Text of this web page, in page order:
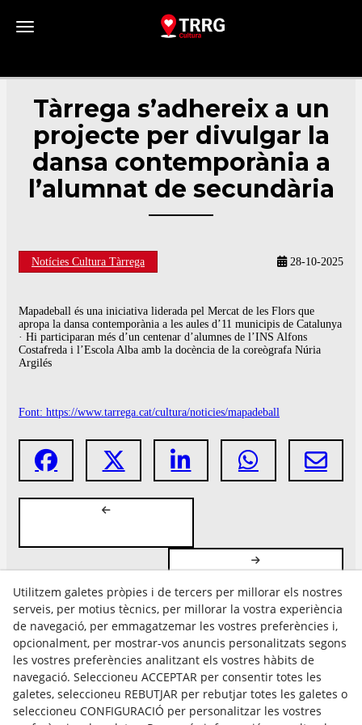
Toggle navigation
Tàrrega s’adhereix a un
projecte per divulgar la
dansa contemporània a
l’alumnat de secundària
Notícies Cultura Tàrrega 28-10-2025
Mapadeball és una iniciativa liderada pel Mercat de les Flors que
apropa la dansa contemporània a les aules d’11 municipis de Catalunya
· Hi participaran més d’un centenar d’alumnes de l’INS Alfons
Costafreda i l’Escola Alba amb la docència de la coreògrafa Núria
Argilés
Font: https://www.tarrega.cat/cultura/noticies/mapadeball
Avís Legal
Política Cookies
Política de Privacitat
Utilitzem galetes pròpies i de tercers per millorar els nostres
serveis, per motius tècnics, per millorar la vostra experiència
de navegació, per emmagatzemar les vostres preferències i,
opcionalment, per mostrar-vos anuncis personalitzats segons
les vostres preferències analitzant els vostres hàbits de
navegació. Seleccioneu ACCEPTAR per consentir totes les
galetes, seleccioneu REBUTJAR per rebutjar totes les galetes o
seleccioneu CONFIGURACIÓ per personalitzar les vostres